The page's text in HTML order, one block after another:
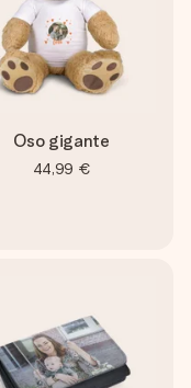
Oso gigante
44,99 €